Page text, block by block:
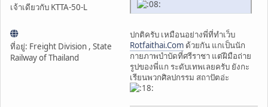
เจ้าเดียวกับ KTTA-50-L
ที่อยู่: Freight Division , State
Railway of Thailand
ปกติครับ เหมือนอย่างพี่ที่ทำเว็บ
Rotfaithai.Com ด้วยกัน แกเป็นนัก
กายภาพบำบัดที่ศรีราชา แต่ฝีมือถ่าย
รูปของพี่แก ระดับเทพเลยครับ ยังกะ
เรียนพวกศิลปกรรม สถาปัตอ่ะ